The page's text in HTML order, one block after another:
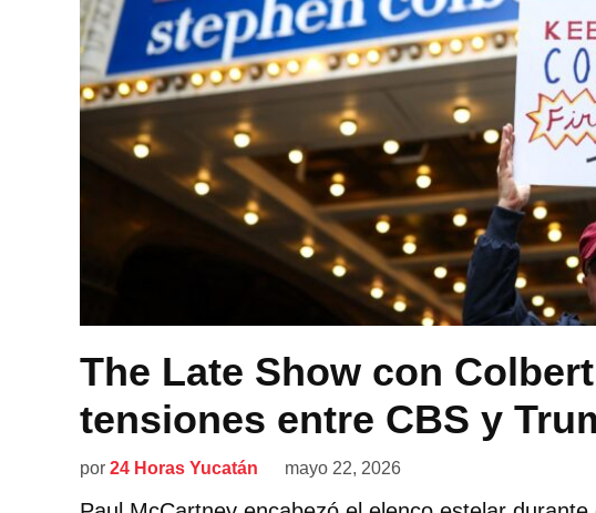
The Late Show con
tensiones entre CBS y
por 24 Horas Yucatán mayo 22, 2026